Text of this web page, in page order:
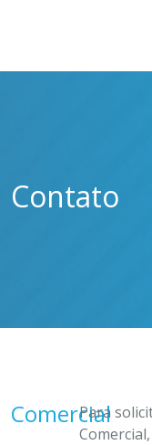
Contato
Comercial
Para